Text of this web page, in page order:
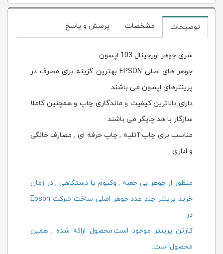
توضیحات مشخصات پرسش و پاسخ
سری جوهر اورجینال 103 اپسون
جوهر های اصلی EPSON بهترین گزینه برای مصرف در
پرینترهای اپسون می باشند.
دارای بالاترین کیفیت و ماندگاری چاپ و همچنین کاملا
سازگار با هد چاپگر می باشند
مناسب برای چاپ آتلیه , چاپ حرفه ای , مصارف خانگی
و اداری
منظور از جوهر بی جعبه , وکیوم یا دستگاهی , در زمان
خرید پرینتر چند عدد جوهر اصلی ساخت شرکت Epson
در
کارتن پرینتر موجود است.محصول ارائه شده , همین
محصول است.